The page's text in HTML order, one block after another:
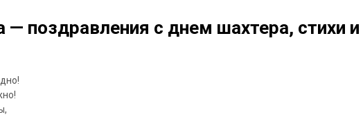
— поздравления с днем шахтера, стихи и